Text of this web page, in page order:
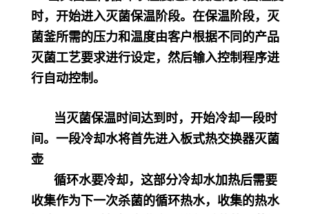
时，开始进入灭菌保温阶段。在保温阶段，灭
菌釜所需的压力和温度由客户根据不同的产品
灭菌工艺要求进行设定，然后输入控制程序进
行自动控制。
当灭菌保温时间达到时，开始冷却一段时
间。一段冷却水将首先进入板式热交换器灭菌
壶
循环水要冷却，这部分冷却水加热后需要
收集作为下一次杀菌的循环热水，收集的热水